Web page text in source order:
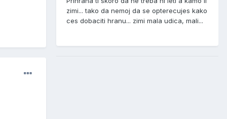
zimi... tako da nemoj da se opterecujes kako
ces dobaciti hranu... zimi mala udica, mali...